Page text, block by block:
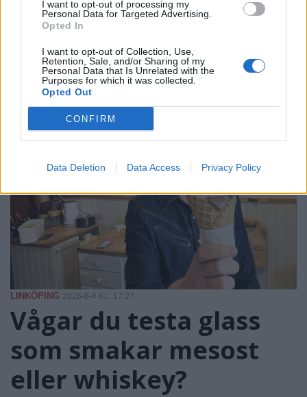
I want to opt-out of processing my
Personal Data for Targeted Advertising.
Opted In
I want to opt-out of Collection, Use,
Retention, Sale, and/or Sharing of my
Personal Data that Is Unrelated with the
Purposes for which it was collected.
Opted Out
CONFIRM
Data Deletion Data Access Privacy Policy
PÅ STARTSIDAN JUST NU
LINKÖPING 2026-8-4 KL. 17:27
Vågar du testa glass
som smakar mesost
eller whiskey?